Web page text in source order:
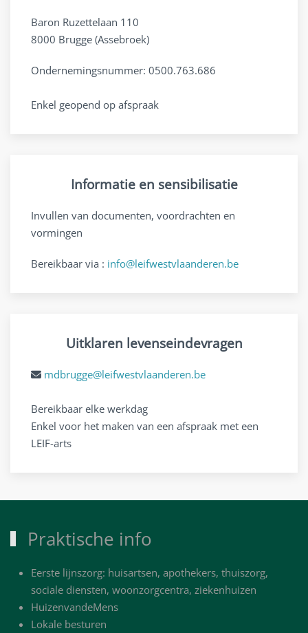
Baron Ruzettelaan 110
8000 Brugge (Assebroek)
Ondernemingsnummer: 0500.763.686
Enkel geopend op afspraak
Informatie en sensibilisatie
Invullen van documenten, voordrachten en
vormingen
Bereikbaar via : info@leifwestvlaanderen.be
Uitklaren levenseindevragen
mdbrugge@leifwestvlaanderen.be
Bereikbaar elke werkdag
Enkel voor het maken van een afspraak met een
LEIF-arts
Praktische info
Eerste lijnszorg: huisartsen, apothekers, thuiszorg,
sociale diensten, woonzorgcentra, ziekenhuizen
HuizenvandeMens
Lokale besturen